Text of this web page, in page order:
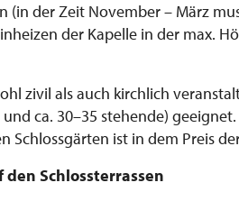
(in der Zeit November – März
der Kapelle in der max.
zivil als auch kirchlich
ca. 30–35 stehende)
Schlossgärten ist in dem Preis
Schlossterrassen